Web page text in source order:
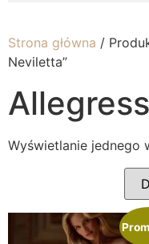
Strona główna /
Neviletta”
Wyświetlanie jednego